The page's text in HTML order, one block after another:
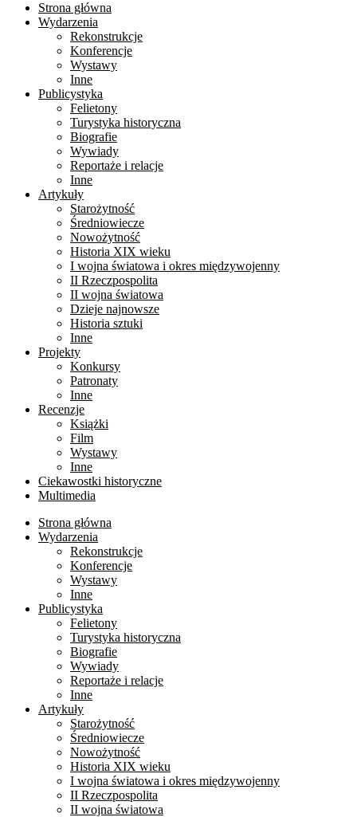
Strona główna
Wydarzenia
Rekonstrukcje
Konferencje
Wystawy
Inne
Publicystyka
Felietony
Turystyka historyczna
Biografie
Wywiady
Reportaże i relacje
Inne
Artykuły
Starożytność
Średniowiecze
Nowożytność
Historia XIX wieku
I wojna światowa i okres międzywojenny
II Rzeczpospolita
II wojna światowa
Dzieje najnowsze
Historia sztuki
Inne
Projekty
Konkursy
Patronaty
Inne
Recenzje
Książki
Film
Wystawy
Inne
Ciekawostki historyczne
Multimedia
Strona główna
Wydarzenia
Rekonstrukcje
Konferencje
Wystawy
Inne
Publicystyka
Felietony
Turystyka historyczna
Biografie
Wywiady
Reportaże i relacje
Inne
Artykuły
Starożytność
Średniowiecze
Nowożytność
Historia XIX wieku
I wojna światowa i okres międzywojenny
II Rzeczpospolita
II wojna światowa